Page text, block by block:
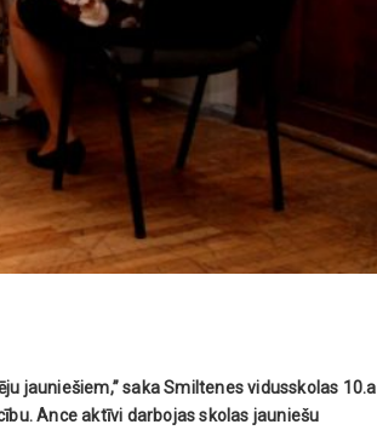
jauniešiem,” saka Smiltenes vidusskolas 10.a
Ance aktīvi darbojas skolas jauniešu